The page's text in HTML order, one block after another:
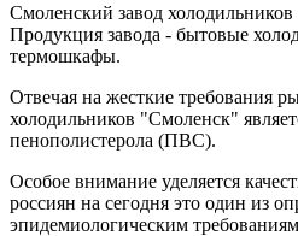
Смоленский завод
Продукция завода - бытовые
термошкафы.
Отвечая на жесткие требования
холодильников "Смоленск"
пенополистерола (ПВС).
Особое внимание уделяется
россиян на сегодня это один из
эпидемиологическим